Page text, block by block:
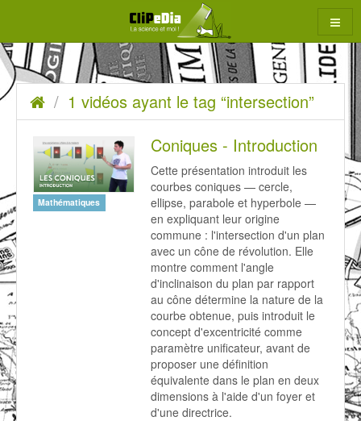
contenu
1
vidéos
ayant
le
tag
“intersection”
Accueil1 vidéos ayant le tag “intersection”
Mathématiques
Coniques - Introduction
Cette présentation introduit les
courbes coniques — cercle,
ellipse, parabole et hyperbole —
en expliquant leur origine
commune : l'intersection d'un plan
avec un cône de révolution. Elle
montre comment l'angle
d'inclinaison du plan par rapport
au cône détermine la nature de la
courbe obtenue, puis introduit le
concept d'excentricité comme
paramètre unificateur, avant de
proposer une définition
équivalente dans le plan en deux
dimensions à l'aide d'un foyer et
d'une directrice.